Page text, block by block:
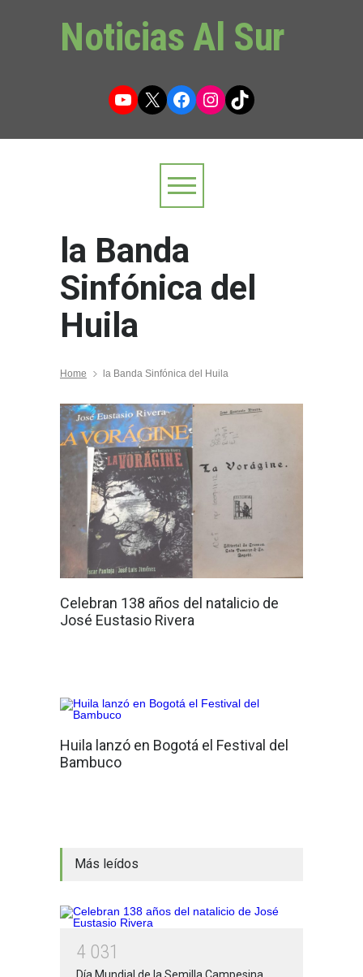
Noticias Al Sur
YouTube
X Facebook
Instagram
TikTok
la Banda
Sinfónica del
Huila
Home la Banda Sinfónica del Huila
Celebran 138 años del natalicio de
José Eustasio Rivera
Huila lanzó en Bogotá el Festival del
Bambuco
Más leídos
4 031